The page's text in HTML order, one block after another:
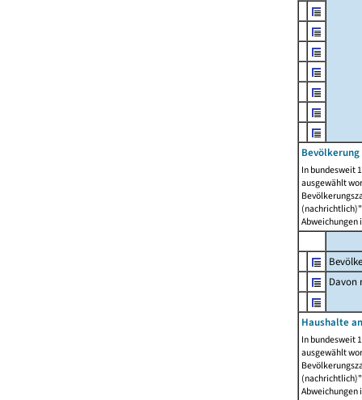
In bundesweit
ausgewählt
Abweichungen
Davon
Haushalte
In bundesweit
ausgewählt
Abweichungen